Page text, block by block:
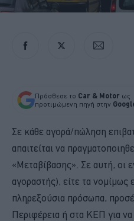
Πρόσθεσε το Car & Motor ως
προτιμώμενη πηγή στην
Σε κάθε αγορά/πώληση
απαιτείται να
«Μεταβίβασης». Σε αυτή, οι
αγοραστής), είτε τα νομίμως
πληρεξούσια πρόσωπα,
Περιφέρεια ή στα ΚΕΠ για